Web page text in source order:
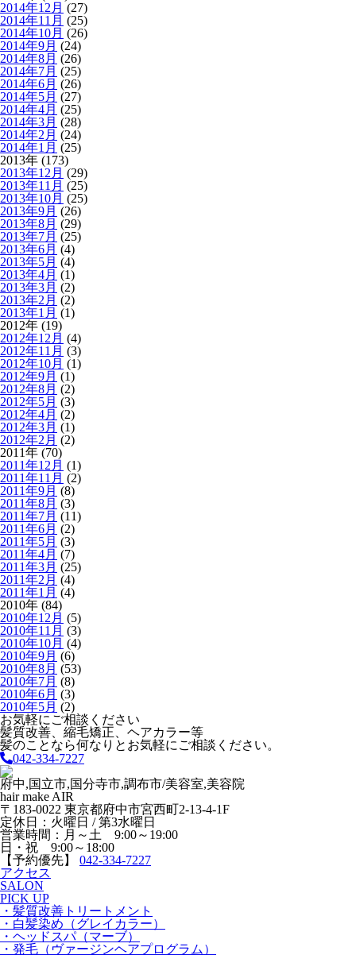
2014年12月 (27)
2014年11月 (25)
2014年10月 (26)
2014年9月 (24)
2014年8月 (26)
2014年7月 (25)
2014年6月 (26)
2014年5月 (27)
2014年4月 (25)
2014年3月 (28)
2014年2月 (24)
2014年1月 (25)
2013年 (173)
2013年12月 (29)
2013年11月 (25)
2013年10月 (25)
2013年9月 (26)
2013年8月 (29)
2013年7月 (25)
2013年6月 (4)
2013年5月 (4)
2013年4月 (1)
2013年3月 (2)
2013年2月 (2)
2013年1月 (1)
2012年 (19)
2012年12月 (4)
2012年11月 (3)
2012年10月 (1)
2012年9月 (1)
2012年8月 (2)
2012年5月 (3)
2012年4月 (2)
2012年3月 (1)
2012年2月 (2)
2011年 (70)
2011年12月 (1)
2011年11月 (2)
2011年9月 (8)
2011年8月 (3)
2011年7月 (11)
2011年6月 (2)
2011年5月 (3)
2011年4月 (7)
2011年3月 (25)
2011年2月 (4)
2011年1月 (4)
2010年 (84)
2010年12月 (5)
2010年11月 (3)
2010年10月 (4)
2010年9月 (6)
2010年8月 (53)
2010年7月 (8)
2010年6月 (3)
2010年5月 (2)
お気軽にご相談ください
髪質改善、縮毛矯正、ヘアカラー等
髪のことなら何なりとお気軽にご相談ください。
042-334-7227
府中,国立市,国分寺市,調布市/美容室,美容院
hair make AIR
〒183-0022 東京都府中市宮西町2-13-4-1F
定休日：火曜日 / 第3水曜日
営業時間：月～土 9:00～19:00
日・祝 9:00～18:00
【予約優先】 042-334-7227
アクセス
SALON
PICK UP
・髪質改善トリートメント
・白髪染め（グレイカラー）
・ヘッドスパ（マーブ）
・発毛（ヴァージンヘアプログラム）